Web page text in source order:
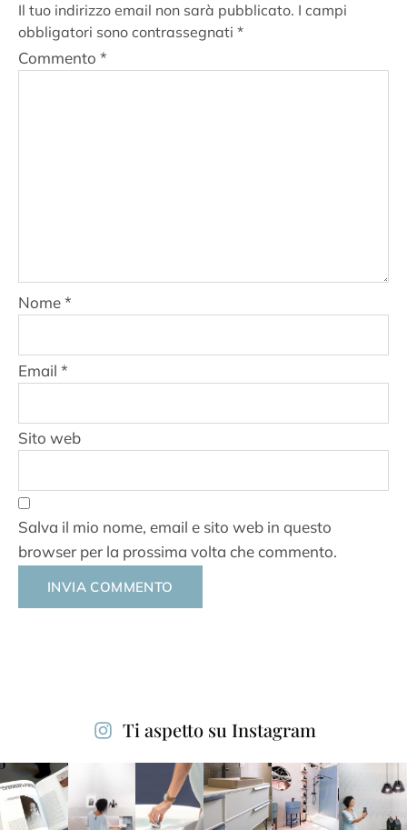
Il tuo indirizzo email non sarà pubblicato. I campi
obbligatori sono contrassegnati *
Commento *
Nome*
Email *
Sito web
Salva il mio nome, email e sito web in questo
browser per la prossima volta che commento.
Ti aspetto su Instagram